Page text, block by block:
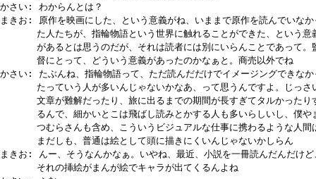
かさい: わからんとは？
まきお: 原作を映画にした、という意義がね、いままで原作を読んでいなか
た人たちが、指輪物語という世界に触れることができた、という意
があるとは思うのだが、それは読者には別にいらんことであって。
督にとって、どういう意義があったのかなぁと。商売以外でね
かさい: たぶんね、指輪物語って、ただ読んだだけでイメージングできなか
たっていう人が多いんじゃないかなあ、って思うんですよ。じっさ
文章が難解だったり、旅に出るまでの期間が長すぎてタルかったり
るんで、細かいとこは飛ばし読みとかする人も多いらしいし、僕や
つむらさんも含め、こういうビジュアルな仕事に携わるような人間
まだしも、普通は絵として頭に描きにくいんじゃないかしらん
まきお: んー、そうなんかなぁ。いやね、最近、小説を一冊読んだんだけど
それの挿絵がまんが絵でキャラが出てくるんよね